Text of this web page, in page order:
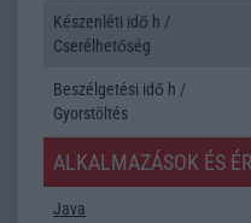
Készenléti idő h /
Cserélhetőség
Beszélgetési idő h /
Gyorstöltés
ALKALMAZÁSOK ÉS
Java